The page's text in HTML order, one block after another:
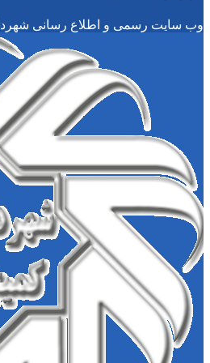
و اطلاع رسانی شهرداری کمیجان